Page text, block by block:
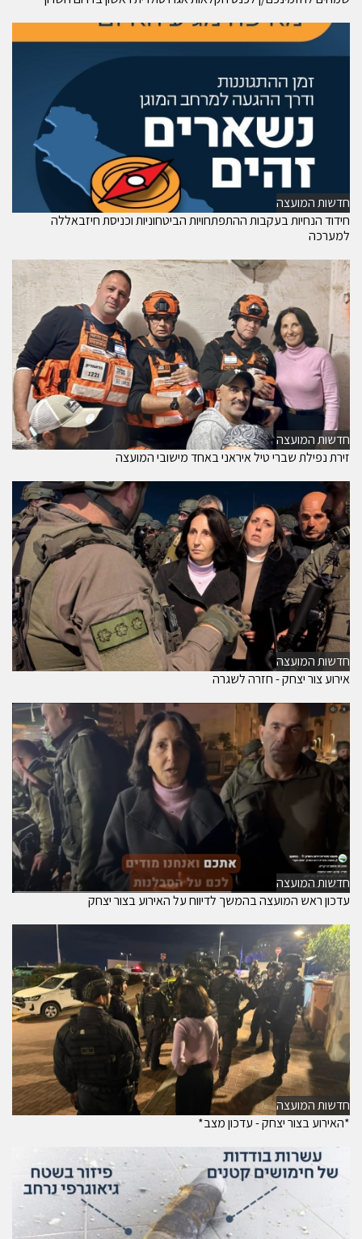
חדשות המועצה
חידוד הנחיות בעקבות ההתפתחויות הביטחוניות וכניסת חיזבאללה
למערכה
חדשות המועצה
זירת נפילת שברי טיל איראני באחד מישובי המועצה
חדשות המועצה
אירוע צור יצחק - חזרה לשגרה
חדשות המועצה
עדכון ראש המועצה בהמשך לדיווח על האירוע בצור יצחק
חדשות המועצה
*האירוע בצור יצחק - עדכון מצב*